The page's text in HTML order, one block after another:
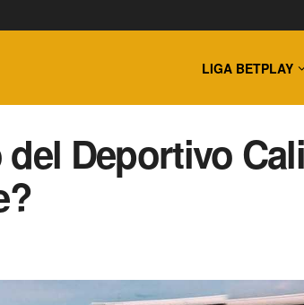
LIGA BETPLAY
Deportivo